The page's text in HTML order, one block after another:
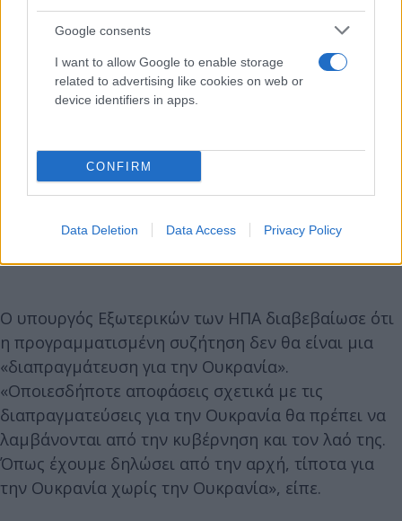
Google consents
I want to allow Google to enable storage
related to advertising like cookies on web or
device identifiers in apps.
CONFIRM
Data Deletion Data Access Privacy Policy
Ο υπουργός Εξωτερικών των ΗΠΑ διαβεβαίωσε ότι
η προγραμματισμένη συζήτηση δεν θα είναι μια
«διαπραγμάτευση για την Ουκρανία».
«Οποιεσδήποτε αποφάσεις σχετικά με τις
διαπραγματεύσεις για την Ουκρανία θα πρέπει να
λαμβάνονται από την κυβέρνηση και τον λαό της.
Όπως έχουμε δηλώσει από την αρχή, τίποτα για
την Ουκρανία χωρίς την Ουκρανία», είπε.